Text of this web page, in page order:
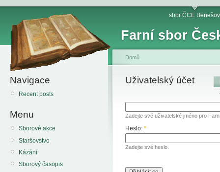
Farní sbor
sbor ČCE Benešov
Navigace
Recent posts
Menu
Sborové akce
Staršovstvo
Kázání
Sborový časopis
Domů
Uživatelský účet
Zadejte své uživatelské jméno pro
Heslo: *
Zadejte své heslo.